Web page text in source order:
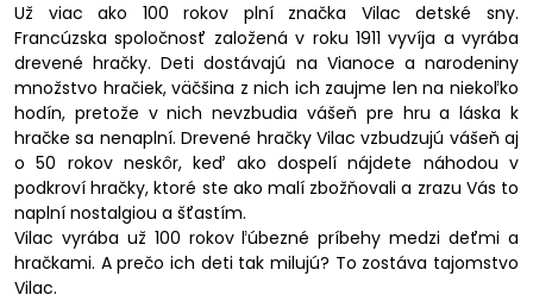
Už viac ako 100 rokov plní značka Vilac detské sny.
Francúzska spoločnosť založená v roku 1911 vyvíja a vyrába
drevené hračky. Deti dostávajú na Vianoce a narodeniny
množstvo hračiek, väčšina z nich ich zaujme len na niekoľko
hodín, pretože v nich nevzbudia vášeň pre hru a láska k
hračke sa nenaplní. Drevené hračky Vilac vzbudzujú vášeň aj
o 50 rokov neskôr, keď ako dospelí nájdete náhodou v
podkroví hračky, ktoré ste ako malí zbožňovali a zrazu Vás to
naplní nostalgiou a šťastím.
Vilac vyrába už 100 rokov ľúbezné príbehy medzi deťmi a
hračkami. A prečo ich deti tak milujú? To zostáva tajomstvo
Vilac.